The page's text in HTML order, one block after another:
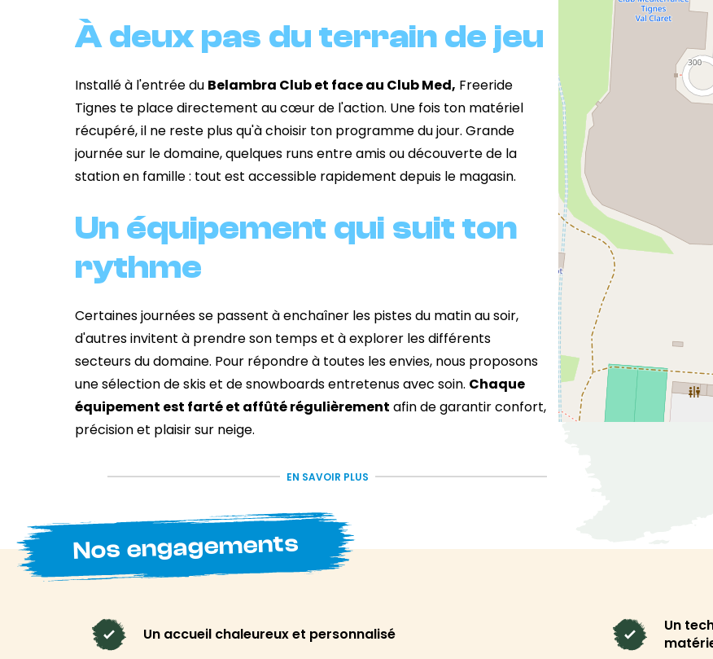
À deux pas du terrain de jeu
Installé à l'entrée du Belambra Club et face au Club Med, Freeride
Tignes te place directement au cœur de l'action. Une fois ton matériel
récupéré, il ne reste plus qu'à choisir ton programme du jour. Grande
journée sur le domaine, quelques runs entre amis ou découverte de la
station en famille : tout est accessible rapidement depuis le magasin.
Un équipement qui suit ton
rythme
Certaines journées se passent à enchaîner les pistes du matin au soir,
d'autres invitent à prendre son temps et à explorer les différents
secteurs du domaine. Pour répondre à toutes les envies, nous proposons
une sélection de skis et de snowboards entretenus avec soin. Chaque
équipement est farté et affûté régulièrement afin de garantir confort,
précision et plaisir sur neige.
L'expérience de la
montagne avant tout
Chez Freeride Tignes, on ne cherche pas à te faire entrer dans une
séjour. Notre équipe t'accompagne dans le choix du matériel pour que tu
profites pleinement de la station, que tu sois là pour découvrir Tignes,
EN SAVOIR PLUS
Nos engagements
Un accueil chaleureux et personnalisé
Un